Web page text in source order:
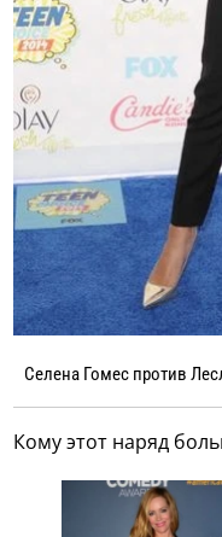
Селена Гомес против
Кому этот наряд